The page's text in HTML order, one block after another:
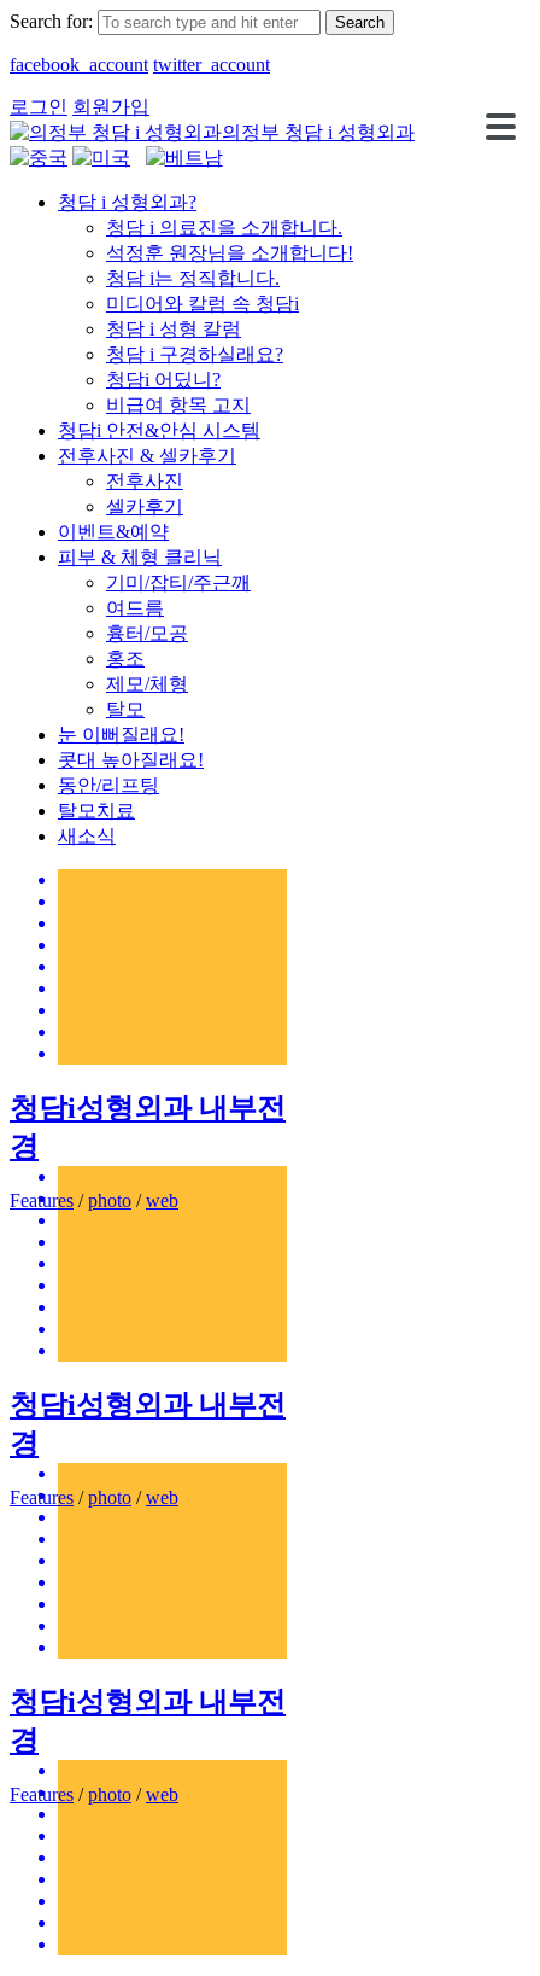
Search for:
facebook_account twitter_account
로그인 회원가입
의정부 청담 i 성형외과
청담 i 성형외과?
청담 i 의료진을 소개합니다.
석정훈 원장님을 소개합니다!
청담 i는 정직합니다.
미디어와 칼럼 속 청담i
청담 i 성형 칼럼
청담 i 구경하실래요?
청담i 어딨니?
비급여 항목 고지
청담i 안전&안심 시스템
전후사진 & 셀카후기
전후사진
셀카후기
이벤트&예약
피부 & 체형 클리닉
기미/잡티/주근깨
여드름
흉터/모공
홍조
제모/체형
탈모
눈 이뻐질래요!
콧대 높아질래요!
동안/리프팅
탈모치료
새소식
청담i성형외과 내부전
경
Features /photo /web
청담i성형외과 내부전
경
Features /photo /web
청담i성형외과 내부전
경
Features /photo /web